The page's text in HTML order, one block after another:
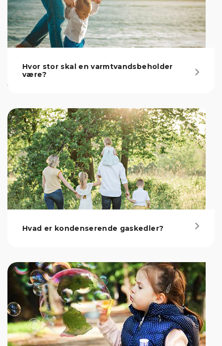
Hvor stor skal en varmtvandsbeholder
være?
Hvad er kondenserende gaskedler?